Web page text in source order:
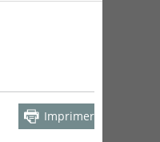
Imprimer